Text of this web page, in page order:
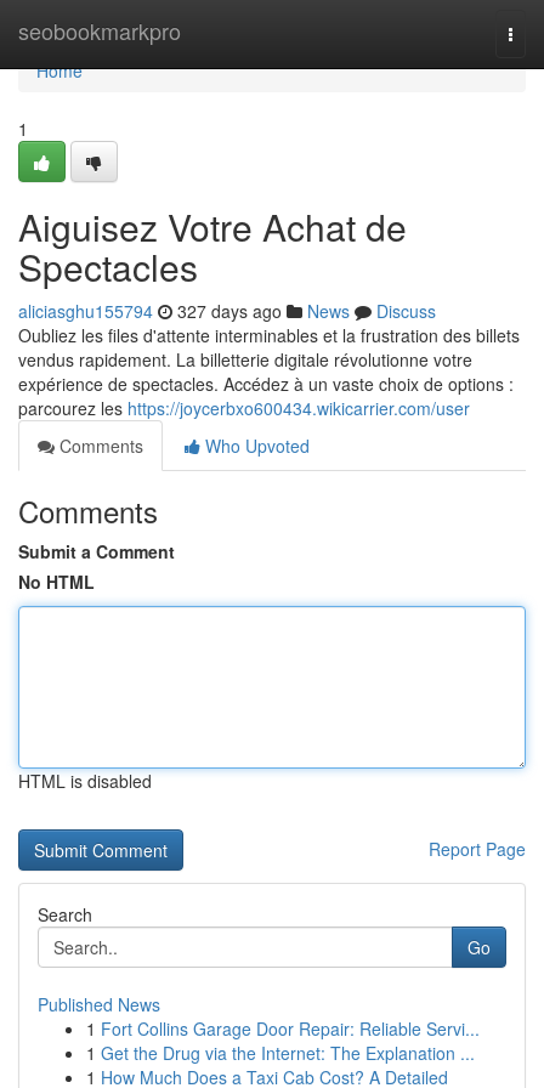
seobookmarkpro
Home
Home
1
Aiguisez Votre Achat de
Spectacles
aliciasghu155794 327 days ago News
Discuss
Oubliez les files d'attente interminables et la frustration des billets
vendus rapidement. La billetterie digitale révolutionne votre
expérience de spectacles. Accédez à un vaste choix de options :
parcourez les https://joycerbxo600434.wikicarrier.com/user
Comments
Who Upvoted
Comments
Submit a Comment
No HTML
HTML is disabled
Report Page
Search
Go
Published News
1 Fort Collins Garage Door Repair: Reliable Servi...
1 Get the Drug via the Internet: The Explanation ...
1 How Much Does a Taxi Cab Cost? A Detailed